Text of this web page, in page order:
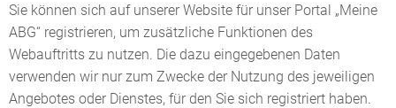
Sie können sich auf unserer Website für unser Portal „Meine
ABG“ registrieren, um zusätzliche Funktionen des
Webauftritts zu nutzen. Die dazu eingegebenen Daten
verwenden wir nur zum Zwecke der Nutzung des jeweiligen
Angebotes oder Dienstes, für den Sie sich registriert haben.